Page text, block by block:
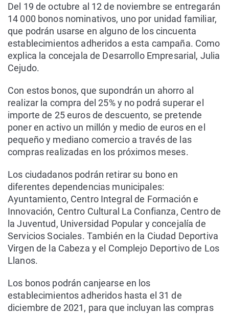
Del 19 de octubre al 12 de noviembre se entregarán
14 000 bonos nominativos, uno por unidad familiar,
que podrán usarse en alguno de los cincuenta
establecimientos adheridos a esta campaña. Como
explica la concejala de Desarrollo Empresarial, Julia
Cejudo.
Con estos bonos, que supondrán un ahorro al
realizar la compra del 25% y no podrá superar el
importe de 25 euros de descuento, se pretende
poner en activo un millón y medio de euros en el
pequeño y mediano comercio a través de las
compras realizadas en los próximos meses.
Los ciudadanos podrán retirar su bono en
diferentes dependencias municipales:
Ayuntamiento, Centro Integral de Formación e
Innovación, Centro Cultural La Confianza, Centro de
la Juventud, Universidad Popular y concejalía de
Servicios Sociales. También en la Ciudad Deportiva
Virgen de la Cabeza y el Complejo Deportivo de Los
Llanos.
Los bonos podrán canjearse en los
establecimientos adheridos hasta el 31 de
diciembre de 2021, para que incluyan las compras